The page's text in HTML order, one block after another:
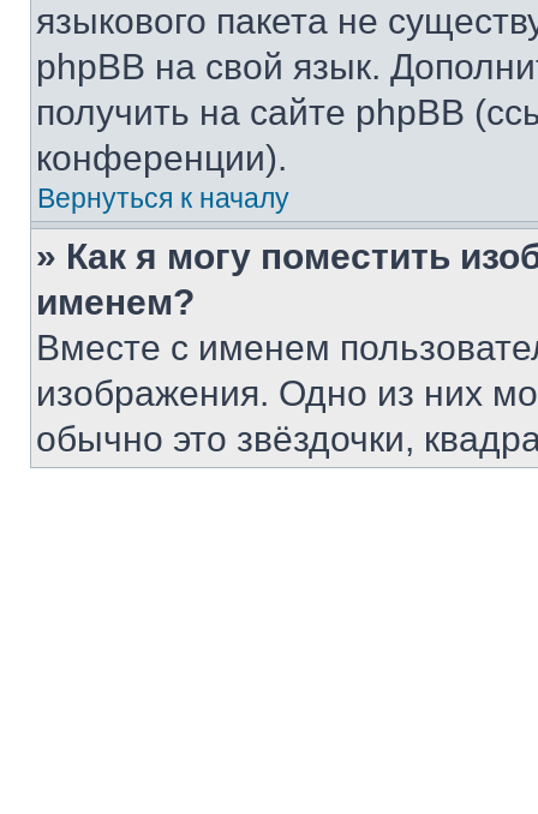
языкового пакета не
phpBB на свой язык.
получить на сайте phpBB
конференции).
Вернуться к началу
» Как я могу поместить
именем?
Вместе с именем
изображения. Одно из них
обычно это звёздочки,